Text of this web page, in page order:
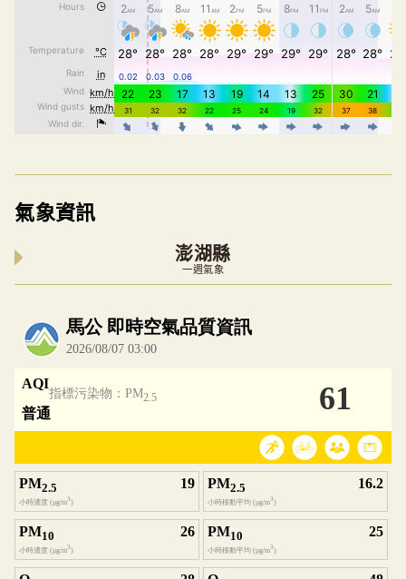
氣象資訊
澎湖縣
一週氣象
內嵌空氣品質小工具為視覺預覽，完整即時空